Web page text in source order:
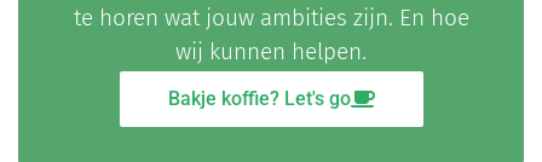
te horen wat jouw ambities zijn. En hoe
wij kunnen helpen.
Bakje koffie? Let's go